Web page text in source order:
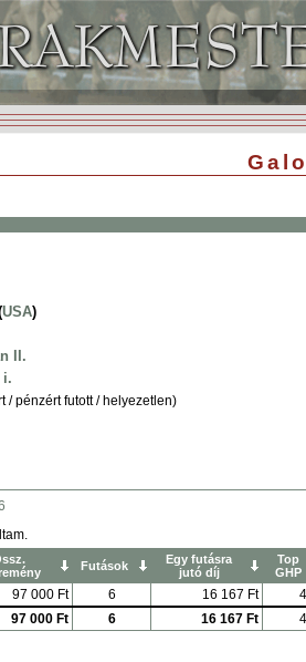
USA)
II.
i.
/ pénzért futott / helyezetlen)
Futások
Egy futásra
jutó díj
Top
GHP
97 000 Ft 6 16 167 Ft
97 000 Ft 6 16 167 Ft